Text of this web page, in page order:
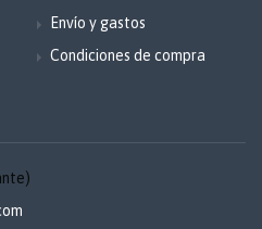
Envío y gastos
Condiciones de compra